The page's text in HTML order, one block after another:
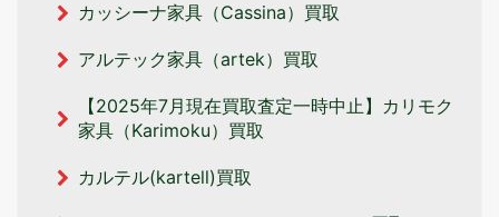
カッシーナ家具（Cassina）買取
アルテック家具（artek）買取
【2025年7月現在買取査定一時中止】カリモク
家具（Karimoku）買取
カルテル(kartell)買取